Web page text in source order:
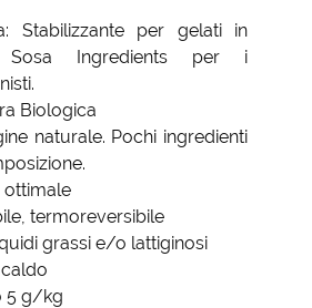
Stabilizzante per gelati in
Sosa Ingredients per i
Biologica
naturale. Pochi ingredienti
ottimale
termoreversibile
grassi e/o lattiginosi
5 g/kg